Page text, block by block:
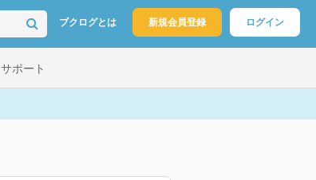
ブクログとは 新規会員登録 ログイン
サポート